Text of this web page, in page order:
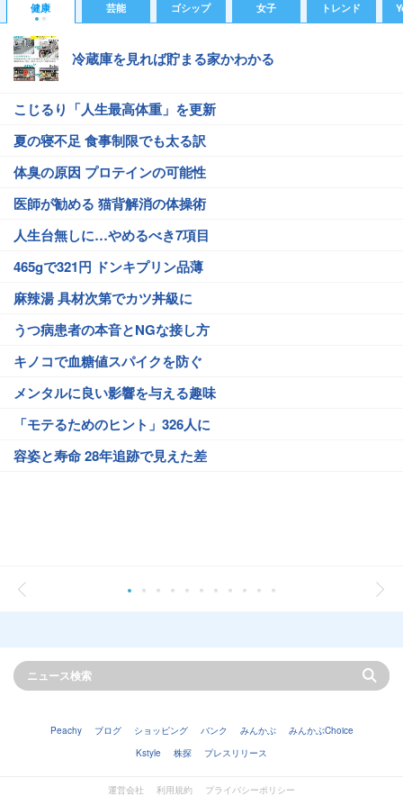
健康 芸能 ゴシップ 女子 トレンド
冷蔵庫を見れば貯まる家かわかる
こじるり「人生最高体重」を更新
夏の寝不足 食事制限でも太る訳
体臭の原因 プロテインの可能性
医師が勧める 猫背解消の体操術
人生台無しに…やめるべき7項目
465gで321円 ドンキプリン品薄
麻辣湯 具材次第でカツ丼級に
うつ病患者の本音とNGな接し方
キノコで血糖値スパイクを防ぐ
メンタルに良い影響を与える趣味
「モテるためのヒント」326人に
容姿と寿命 28年追跡で見えた差
Peachy ブログ ショッピング バンク みんかぶ
みんかぶChoice
Kstyle
株探 プレスリリース
運営会社 利用規約 プライバシーポリシー